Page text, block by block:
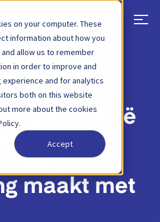
on your computer. These
information about how you
allow us to remember
in order to improve and
and for analytics
both on this website
more about the cookies
Accept
20 NOVEMBER 2025
gids voor
in België
u moet
hoe u
maakt met